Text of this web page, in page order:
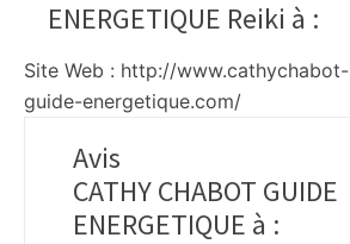
ENERGETIQUE Reiki à :
Site Web : http://www.cathychabot-
guide-energetique.com/
Avis
CATHY CHABOT GUIDE
ENERGETIQUE à :